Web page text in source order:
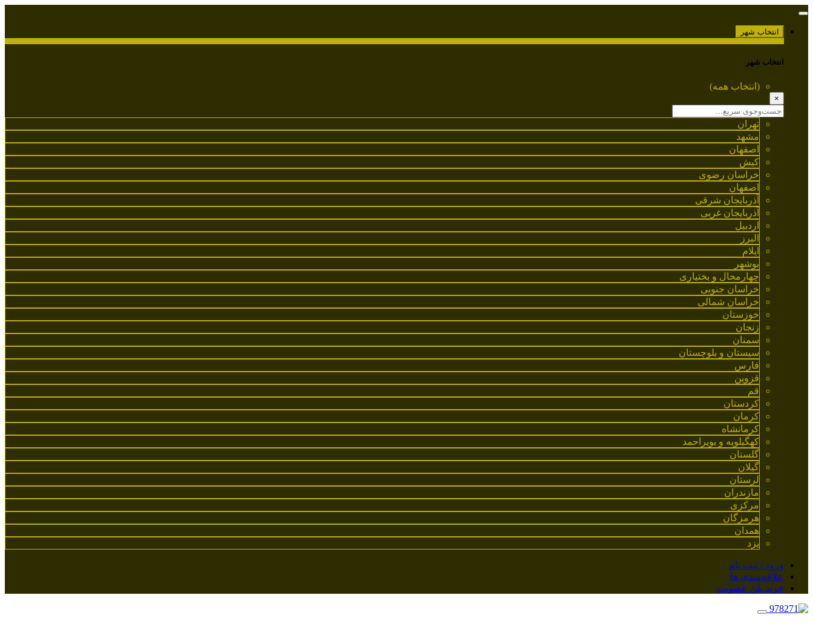
انتخاب شهر
انتخاب شهر
(انتخاب همه)
×
تهران
مشهد
اصفهان
کیش
خراسان رضوی
اصفهان
آذربایجان شرقی
آذربایجان غربی
اردبیل
البرز
ایلام
بوشهر
چهارمحال و بختیاری
خراسان جنوبی
خراسان شمالی
خوزستان
زنجان
سمنان
سیستان و بلوچستان
فارس
قزوین
قم
کردستان
کرمان
کرمانشاه
کهگیلویه و بویراحمد
گلستان
گیلان
لرستان
مازندران
مرکزی
هرمزگان
همدان
یزد
ورود / ثبت نام
علاقه‌مندی ها
خرید پلن عضویت